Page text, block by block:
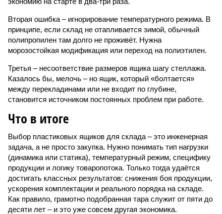
Вторая ошибка – игнорирование температурного режима. В
принципе, если склад не отапливается зимой, обычный
полипропилен там долго не проживёт. Нужна
морозостойкая модификация или переход на полиэтилен.
Третья – несоответствие размеров ящика шагу стеллажа.
Казалось бы, мелочь – но ящик, который «болтается»
между перекладинами или не входит по глубине,
становится источником постоянных проблем при работе.
Что в итоге
Выбор пластиковых ящиков для склада – это инженерная
задача, а не просто закупка. Нужно понимать тип нагрузки
(динамика или статика), температурный режим, специфику
продукции и логику товаропотока. Только тогда удаётся
достигать классных результатов: снижения боя продукции,
ускорения комплектации и реального порядка на складе.
Как правило, грамотно подобранная тара служит от пяти до
десяти лет – и это уже совсем другая экономика.